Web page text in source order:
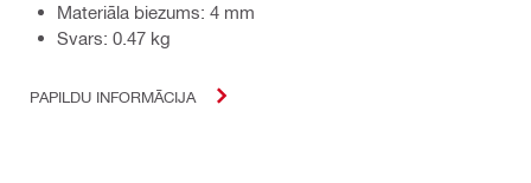
Materiāla biezums: 4 mm
Svars: 0.47 kg
PAPILDU INFORMĀCIJA